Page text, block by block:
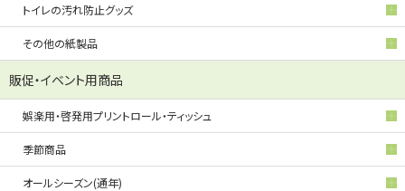
トイレの汚れ防止グッズ
その他の紙製品
販促・イベント用商品
娯楽用・啓発用プリントロール・ティッシュ
季節商品
オールシーズン(通年)